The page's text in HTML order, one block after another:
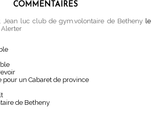
COMMENTAIRES
Jean luc club de gym.volontaire de Betheny le
Alerter
pour un Cabaret de province
de Betheny